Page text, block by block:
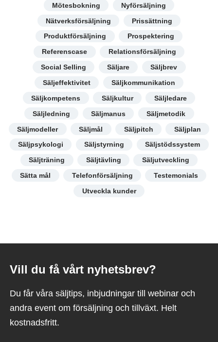
Mötesbokning
Nyförsäljning
Nätverksförsäljning
Prissättning
Produktförsäljning
Prospektering
Referenscase
Relationsförsäljning
Social Selling
Säljare
Säljbrev
Säljeffektivitet
Säljkommunikation
Säljkompetens
Säljkultur
Säljledare
Säljledning
Säljmanus
Säljmetodik
Säljmodeller
Säljmål Säljpitch
Säljplan
Säljpsykologi
Säljstyrning
Säljstödssystem
Säljträning
Säljtävling
Säljutveckling
Sätta mål
Telefonförsäljning
Testemonials
Utveckla kunder
Vill du få vårt nyhetsbrev?
Du får våra säljtips, inbjudningar till webinar och
andra event om försäljning och tillväxt. Helt
kostnadsfritt.